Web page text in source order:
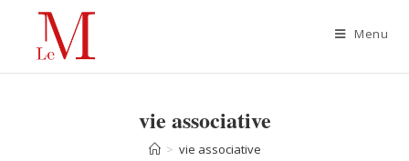
Menu
vie associative
> vie associative